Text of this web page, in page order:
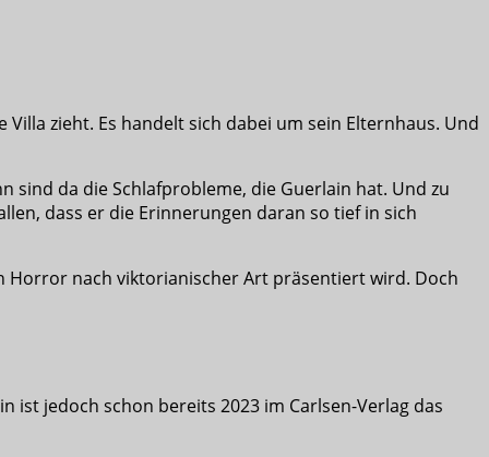
zieht. Es handelt sich dabei um sein Elternhaus. Und
sind da die Schlafprobleme, die Guerlain hat. Und zu
dass er die Erinnerungen daran so tief in sich
Horror nach viktorianischer Art präsentiert wird. Doch
ist jedoch schon bereits 2023 im Carlsen-Verlag das